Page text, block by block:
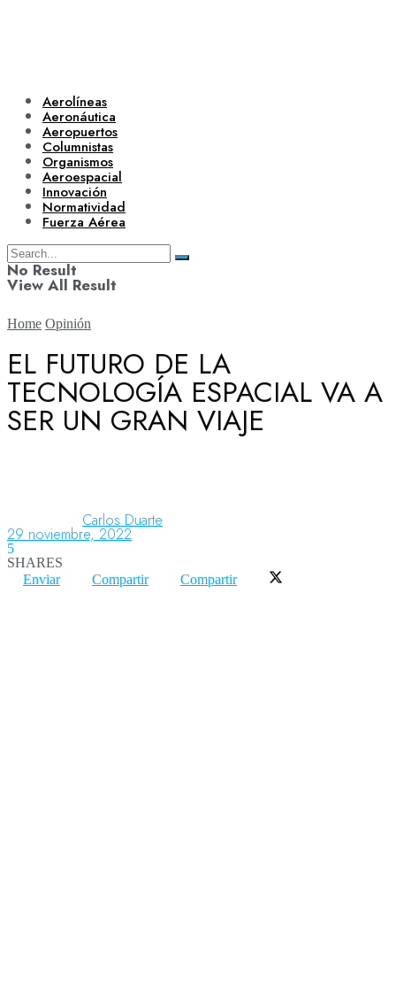
Aerolíneas
Aeronáutica
Aeropuertos
Columnistas
Organismos
Aeroespacial
Innovación
Normatividad
Fuerza Aérea
No Result
View All Result
Aerolíneas
Aeropuertos
Columnistas
Home Opinión
EL FUTURO DE LA
TECNOLOGÍA ESPACIAL VA A
SER UN GRAN VIAJE
Carlos Duarte
29 noviembre, 2022
5
SHARES
Enviar
Compartir Compartir